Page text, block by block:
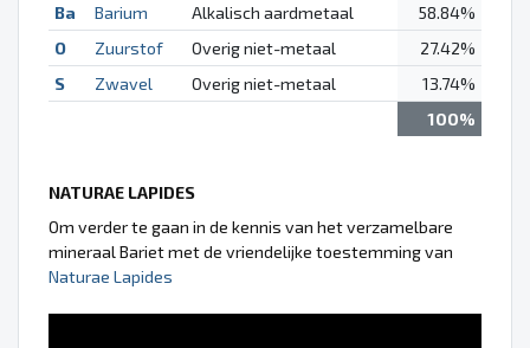
Ba Barium Alkalisch aardmetaal
58.84%
O
Zuurstof Overig niet-metaal
27.42%
S
Zwavel Overig niet-metaal
13.74%
100%
NATURAE LAPIDES
Om verder te gaan in de kennis van het verzamelbare
mineraal Bariet met de vriendelijke toestemming van
Naturae Lapides